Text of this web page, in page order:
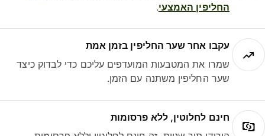
החליפין האמצעי.
עקבו אחר שער החליפין בזמן אמת
שמרו את המטבעות המועדפים עליכם כדי לבדוק כיצד
שער החליפין משתנה עם הזמן.
חינם לחלוטין, ללא פרסומות